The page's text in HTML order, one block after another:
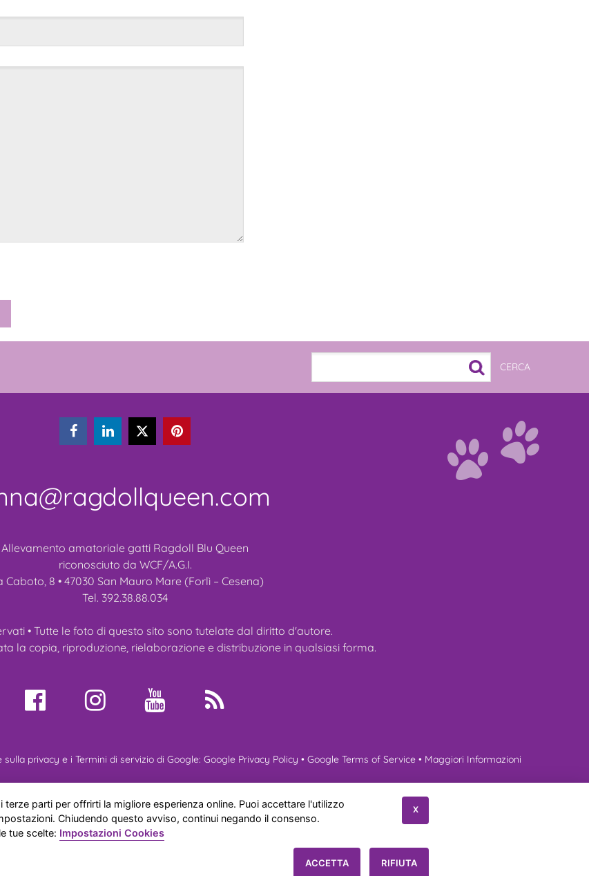
  
Allevamento amatoriale gatti Ragdoll Blu Queen
riconosciuto da WCF/A.G.I.
Caboto, 8 • 47030 San Mauro Mare (Forlì – Cesena)
Tel. 392.38.88.034
• Tutte le foto di questo sito sono tutelate dal diritto d'autore.
la copia, riproduzione, rielaborazione e distribuzione in qualsiasi forma.
privacy e i Termini di servizio di Google: Google Privacy Policy • Google Terms of Service• Maggiori Informazioni
Gatti Ragdoll Cuccioli Manifestazioni Novità Referenze Contatti
di Anna Aprea© 2026 | Privacy Policy
parti per offrirti la migliore esperienza online. Puoi accettare l'utilizzo
Chiudendo questo avviso, continui negando il consenso.
tue scelte: Impostazioni Cookies
X
ACCETTA RIFIUTA